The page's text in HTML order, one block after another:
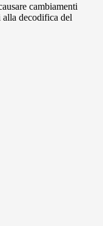
cambiamenti
decodifica del